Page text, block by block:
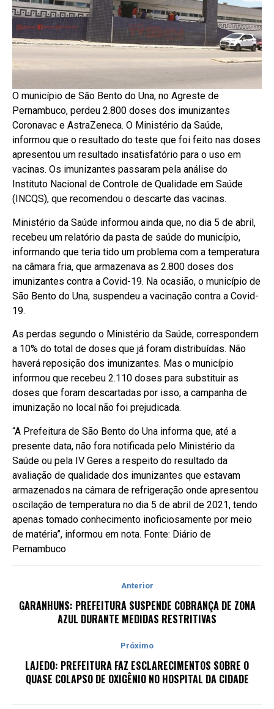
O município de São Bento do Una, no Agreste de
Pernambuco, perdeu 2.800 doses dos imunizantes
Coronavac e AstraZeneca. O Ministério da Saúde,
informou que o resultado do teste que foi feito nas doses
apresentou um resultado insatisfatório para o uso em
vacinas. Os imunizantes passaram pela análise do
Instituto Nacional de Controle de Qualidade em Saúde
(INCQS), que recomendou o descarte das vacinas.
Ministério da Saúde informou ainda que, no dia 5 de abril,
recebeu um relatório da pasta de saúde do município,
informando que teria tido um problema com a temperatura
na câmara fria, que armazenava as 2.800 doses dos
imunizantes contra a Covid-19. Na ocasião, o município de
São Bento do Una, suspendeu a vacinação contra a Covid-
19.
As perdas segundo o Ministério da Saúde, correspondem
a 10% do total de doses que já foram distribuídas. Não
haverá reposição dos imunizantes. Mas o município
informou que recebeu 2.110 doses para substituir as
doses que foram descartadas por isso, a campanha de
imunização no local não foi prejudicada.
“A Prefeitura de São Bento do Una informa que, até a
presente data, não fora notificada pelo Ministério da
Saúde ou pela IV Geres a respeito do resultado da
avaliação de qualidade dos imunizantes que estavam
armazenados na câmara de refrigeração onde apresentou
oscilação de temperatura no dia 5 de abril de 2021, tendo
apenas tomado conhecimento inoficiosamente por meio
de matéria”, informou em nota. Fonte: Diário de
Pernambuco
Anterior
GARANHUNS: PREFEITURA SUSPENDE COBRANÇA DE ZONA
AZUL DURANTE MEDIDAS RESTRITIVAS
Próximo
LAJEDO: PREFEITURA FAZ ESCLARECIMENTOS SOBRE O
QUASE COLAPSO DE OXIGÊNIO NO HOSPITAL DA CIDADE